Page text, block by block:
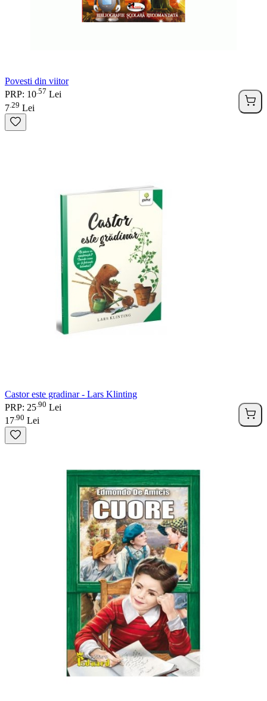
Povesti din viitor
PRP: 10 57 Lei
7 29 Lei
Castor este gradinar - Lars Klinting
PRP: 25 90 Lei
17 90 Lei